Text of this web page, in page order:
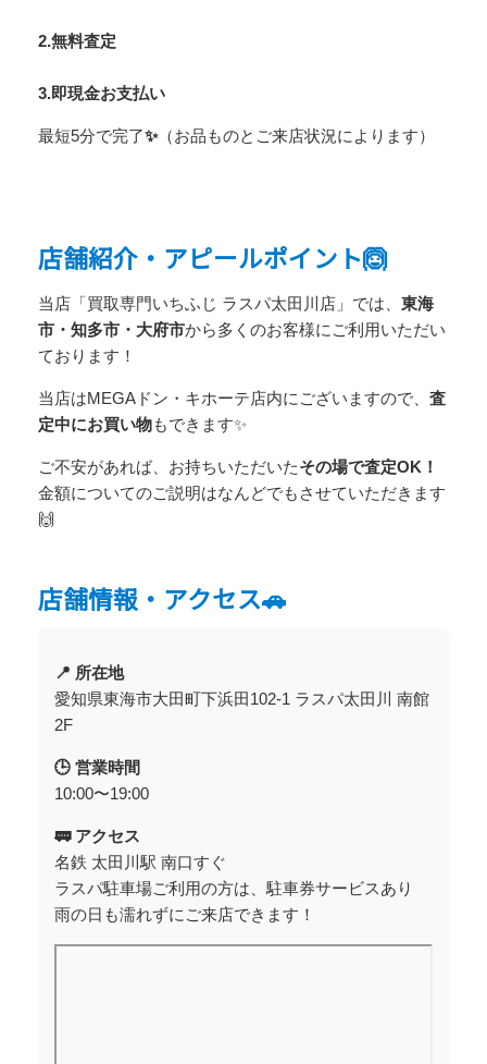
2.無料査定
3.即現金お支払い
最短5分で完了✨（お品ものとご来店状況によります）
店舗紹介・アピールポイント🙆
当店「買取専門いちふじ ラスパ太田川店」では、 東海
市・知多市・大府市から多くのお客様にご利用いただい
ております！
当店はMEGAドン・キホーテ店内にございますので、 査
定中にお買い物もできます✨
ご不安があれば、お持ちいただいたその場で査定OK！
金額についてのご説明はなんどでもさせていただきます
🙌
店舗情報・アクセス🚗
📍 所在地
愛知県東海市大田町下浜田102-1 ラスパ太田川 南館
2F
🕒 営業時間
10:00〜19:00
🚃 アクセス
名鉄 太田川駅 南口すぐ
ラスパ駐車場ご利用の方は、駐車券サービスあり
雨の日も濡れずにご来店できます！